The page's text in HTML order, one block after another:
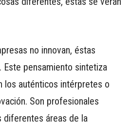
no innovan, éstas
Este pensamiento sintetiza
los auténticos intérpretes o
Son profesionales
diferentes áreas de la